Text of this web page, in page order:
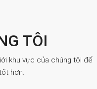
TÔI
khu vực của chúng tôi để
hơn.